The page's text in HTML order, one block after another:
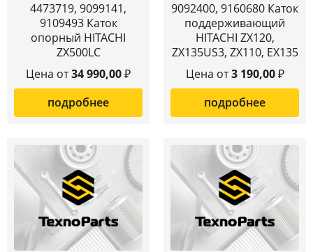
4473719, 9099141,
9109493 Каток
опорный HITACHI
ZX500LC
Цена от34 990,00₽
подробнее
9092400, 9160680 Каток
поддерживающий
HITACHI ZX120,
ZX135US3, ZX110, EX135
Цена от3 190,00₽
подробнее